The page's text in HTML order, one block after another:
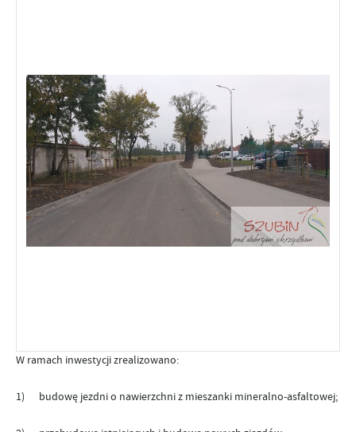
W ramach inwestycji zrealizowano:
1) budowę jezdni o nawierzchni z mieszanki mineralno-asfaltowej;